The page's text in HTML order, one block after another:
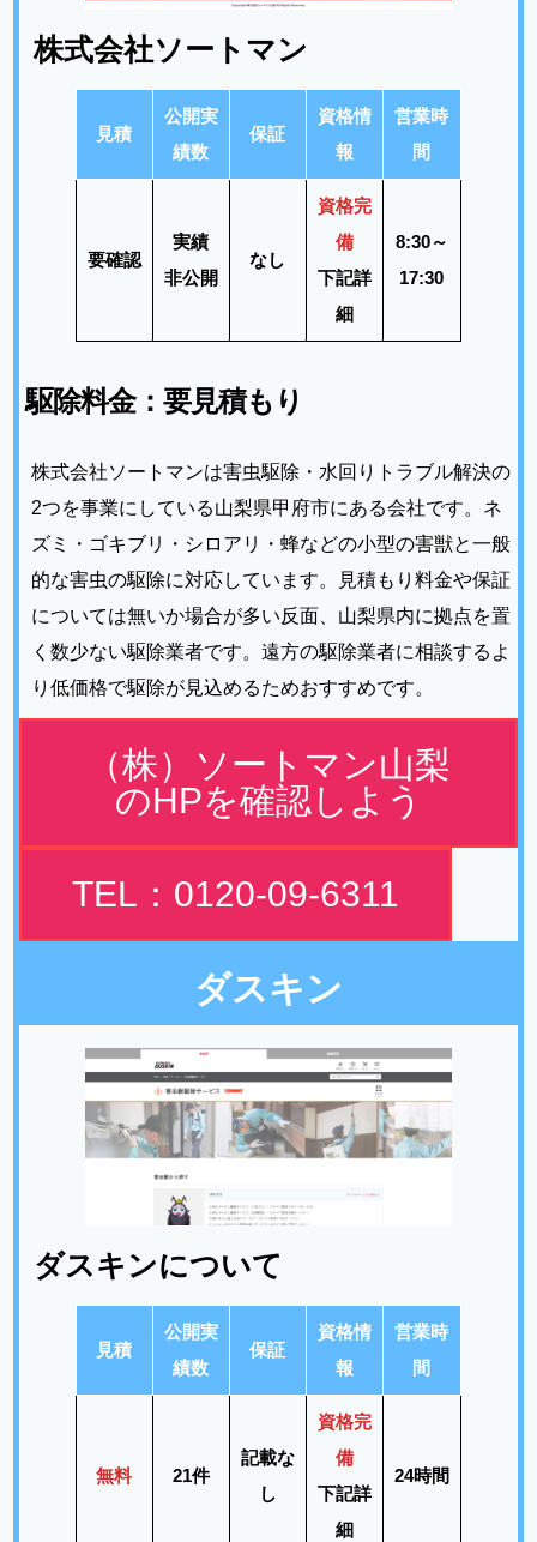
株式会社ソートマン
見積
公開実
績数
保証
資格情
報
営業時
間
要確認
実績
非公開
なし
資格完
備
下記詳
細
8:30～
17:30
駆除料金：要見積もり
株式会社ソートマンは害虫駆除・水回りトラブル解決の
2つを事業にしている山梨県甲府市にある会社です。ネ
ズミ・ゴキブリ・シロアリ・蜂などの小型の害獣と一般
的な害虫の駆除に対応しています。見積もり料金や保証
については無いか場合が多い反面、山梨県内に拠点を置
く数少ない駆除業者です。遠方の駆除業者に相談するよ
り低価格で駆除が見込めるためおすすめです。
（株）ソートマン山梨
のHPを確認しよう
TEL：0120-09-6311
ダスキン
ダスキンについて
見積
公開実
績数
保証
資格情
報
営業時
間
無料 21件
記載な
し
資格完
備
下記詳
細
24時間